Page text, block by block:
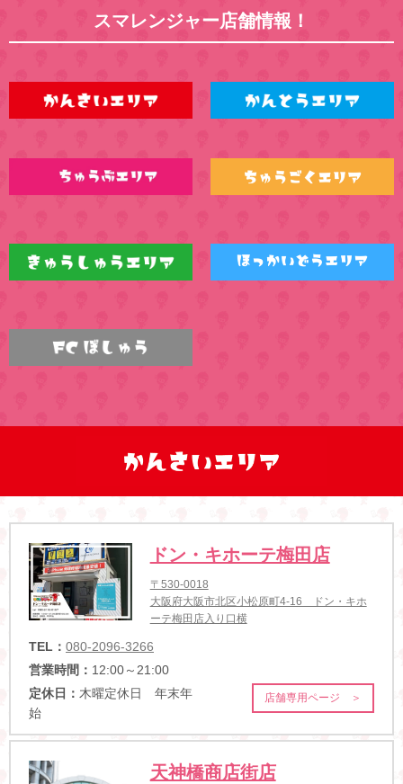
スマレンジャー店舗情報！
ドン・キホーテ梅田店
〒530-0018
大阪府大阪市北区小松原町4-16 ドン・キホ
ーテ梅田店入り口横
TEL： 080-2096-3266
営業時間： 12:00～21:00
定休日： 木曜定休日 年末年
始
店舗専用ページ ＞
天神橋商店街店